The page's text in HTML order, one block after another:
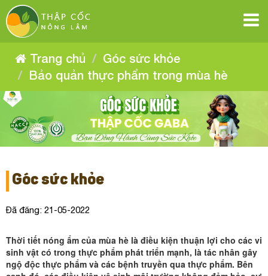
Bảo
quản
thực
phẩm
trong
mùa
hè
Bảo
quản
thực
phẩm
trong
mùa
hè
Bảo
quản
thực
phẩm
trong
mùa
hè
Bảo
quản
thực
phẩm
trong
mùa
Bảo
quản
thực
phẩm
trong
quản
thực
phẩm
trong
Trang chủ
Góc sức khỏe
Bảo quản thực phẩm trong mùa hè
Góc sức khỏe
Đã đăng: 21-05-2022
Thời tiết nóng ẩm của mùa hè là điều kiện thuận lợi cho các vi
sinh vật có trong thực phẩm phát triển mạnh, là tác nhân gây
ngộ độc thực phẩm và các bệnh truyền qua thực phẩm. Bên